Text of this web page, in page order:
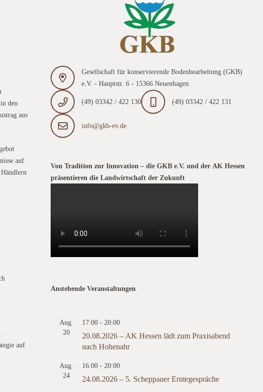
den
aus
auf
auf
Gesellschaft für konservierende Bodenbearbeitung (GKB)
e.V. - Hauptstr. 6 - 15366 Neuenhagen
(49) 03342 / 422 130
(49) 03342 / 422 131
info@gkb-ev.de
Von Tradition zur Innovation – die GKB e.V. und der AK Hessen
präsentieren die Landwirtschaft der Zukunft
Anstehende Veranstaltungen
Aug.
20
17:00 - 20:00
20.08.2026 – AK Hessen lädt zum Praxisabend
nach Hohenahr
Aug.
24
16:00 - 20:00
24.08.2026 – 5. Scheppauer Erntegespräche